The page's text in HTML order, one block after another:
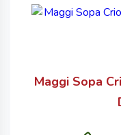
Maggi Sopa